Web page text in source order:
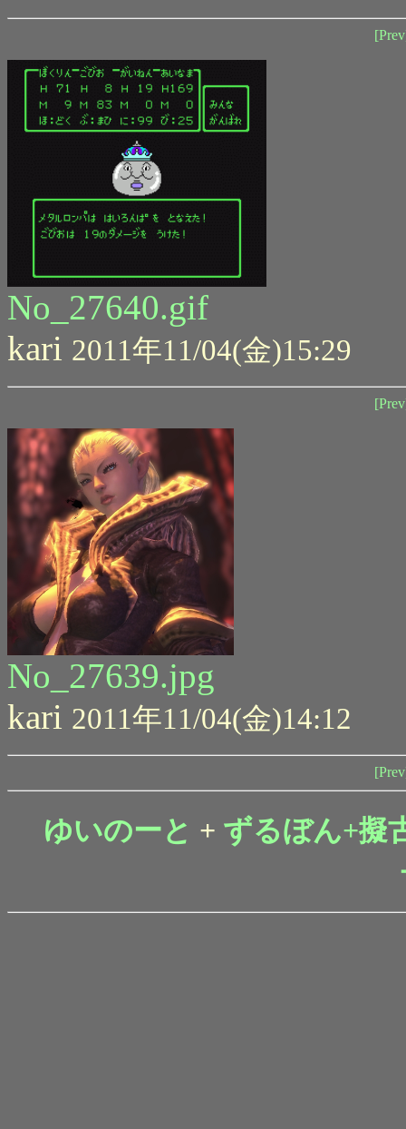
No_27640.gif
kari 2011年11/04(金)15:29
No_27639.jpg
kari 2011年11/04(金)14:12
ゆいのーと + ずるぼん+擬